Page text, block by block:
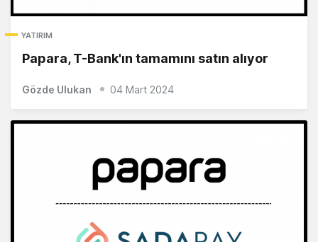
YATIRIM
Papara, T-Bank'ın tamamını satın alıyor
Gözde Ulukan 04 Mart 2024